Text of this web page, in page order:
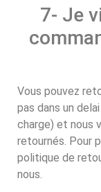
7- Je
Vous pouvez
pas dans un
charge) et nous
retournés. Pour
politique de
nous.